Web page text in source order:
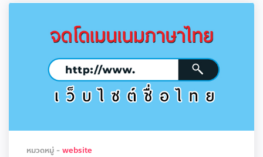
หมวดหมู่ - website